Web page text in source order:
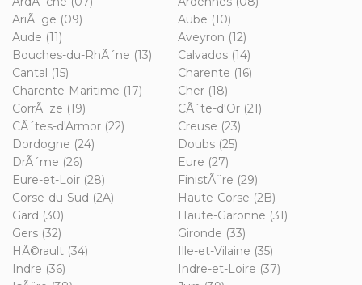
AriÃ¨ge (09)
Aube (10)
Aude (11)
Aveyron (12)
Bouches-du-RhÃ´ne (13)
Calvados (14)
Cantal (15)
Charente (16)
Charente-Maritime (17)
Cher (18)
CorrÃ¨ze (19)
CÃ´te-d'Or (21)
CÃ´tes-d'Armor (22)
Creuse (23)
Dordogne (24)
Doubs (25)
DrÃ´me (26)
Eure (27)
Eure-et-Loir (28)
FinistÃ¨re (29)
Corse-du-Sud (2A)
Haute-Corse (2B)
Gard (30)
Haute-Garonne (31)
Gers (32)
Gironde (33)
HÃ©rault (34)
Ille-et-Vilaine (35)
Indre (36)
Indre-et-Loire (37)